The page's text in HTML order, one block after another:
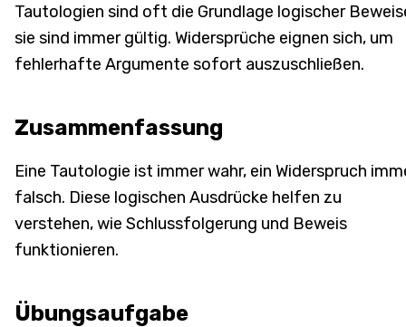
Tautologien sind oft die Grundlage logischer
sie sind immer gültig. Widersprüche eignen sich, um
fehlerhafte Argumente sofort auszuschließen.
Zusammenfassung
Eine Tautologie ist immer wahr, ein Widerspruch
falsch. Diese logischen Ausdrücke helfen zu
verstehen, wie Schlussfolgerung und Beweis
funktionieren.
Übungsaufgabe